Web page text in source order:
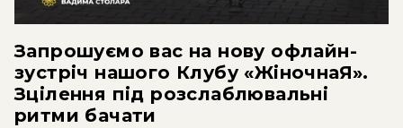
Запрошуємо вас на нову офлайн-
зустріч нашого Клубу «ЖіночнаЯ».
Зцілення під розслаблювальні
ритми бачати